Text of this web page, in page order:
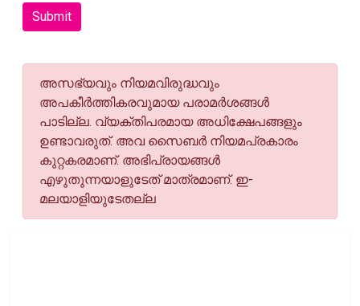
Submit
അസഭ്യവും നിയമവിരുദ്ധവും
അപകീര്‍ത്തികരവുമായ പരാമര്‍ശങ്ങള്‍
പാടില്ല. വ്യക്തിപരമായ അധിക്ഷേപങ്ങളും
ഉണ്ടാവരുത്. അവ സൈബര്‍ നിയമപ്രകാരം
കുറ്റകരമാണ്. അഭിപ്രായങ്ങള്‍
എഴുതുന്നയാളുടേത് മാത്രമാണ്. ഇ-
മലയാളിയുടേതല്ല